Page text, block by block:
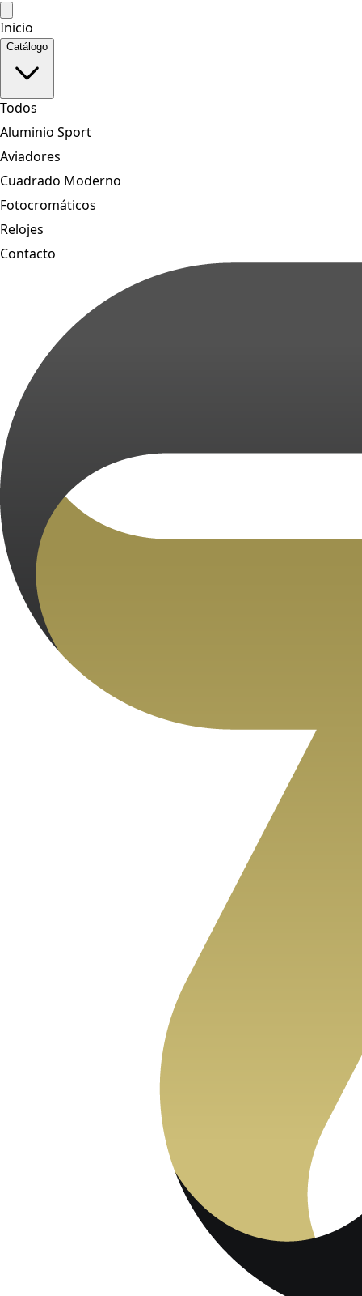
Inicio
Catálogo
Todos
Aluminio Sport
Aviadores
Cuadrado Moderno
Fotocromáticos
Relojes
Contacto